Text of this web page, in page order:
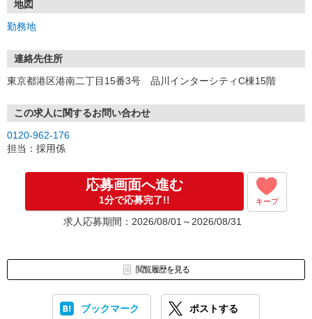
お電話の際は「イーアイデムを見た」と伝えるとスムーズです。
地図
勤務地
連絡先住所
東京都港区港南二丁目15番3号 品川インターシティC棟15階
この求人に関するお問い合わせ
0120-962-176
担当：採用係
応募画面へ進む
1分で応募完了!! キープ
求人応募期間：2026/08/01～2026/08/31
閲覧履歴を見る
ブックマーク ポストする